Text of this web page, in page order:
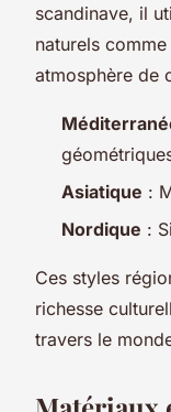
scandinave, il
naturels
atmosphère de
Asiatique :
Nordique :
Ces styles
richesse
travers le